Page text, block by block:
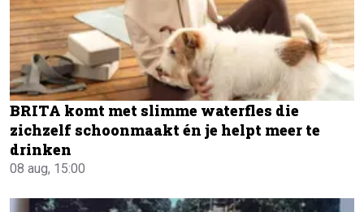
BRITA komt met slimme waterfles die
zichzelf schoonmaakt én je helpt meer te
drinken
08 aug, 15:00